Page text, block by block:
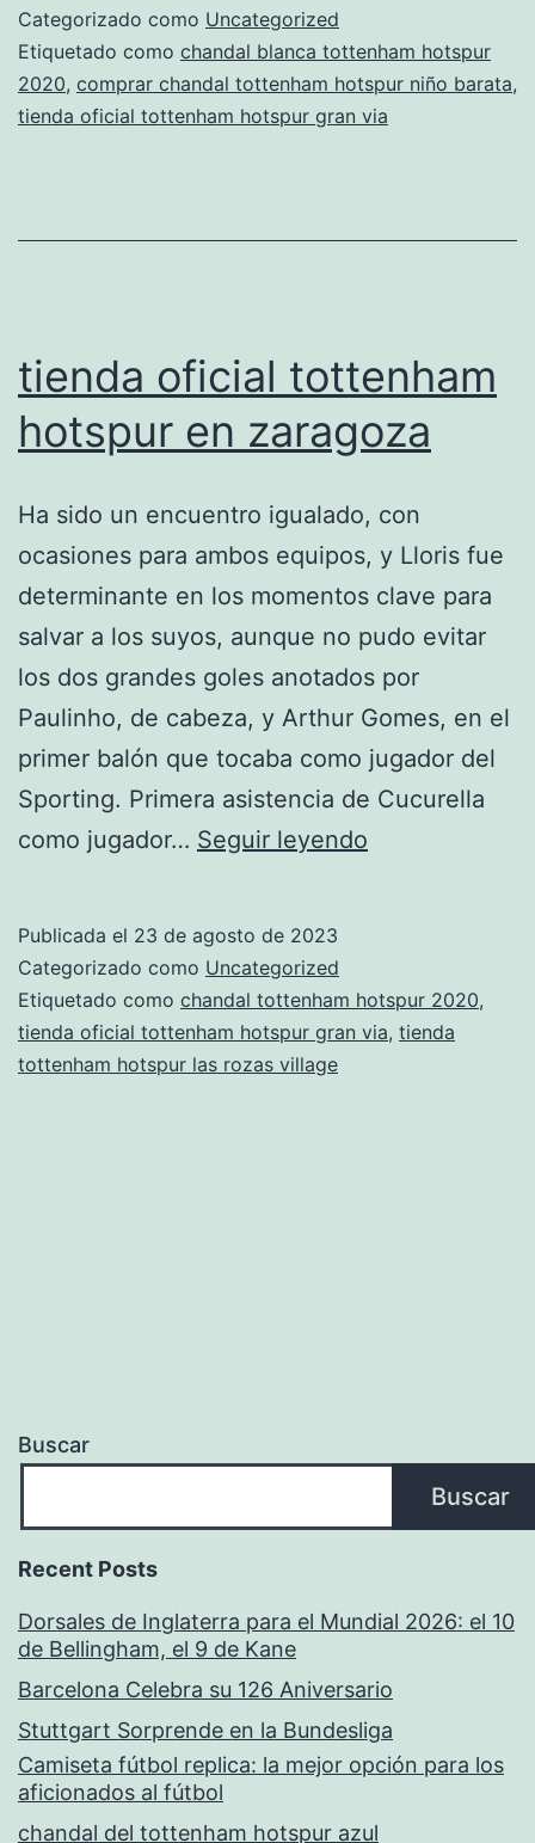
Categorizado como Uncategorized
Etiquetado como chandal blanca tottenham hotspur
2020, comprar chandal tottenham hotspur niño barata,
tienda oficial tottenham hotspur gran via
tienda oficial tottenham
hotspur en zaragoza
Ha sido un encuentro igualado, con
ocasiones para ambos equipos, y Lloris fue
determinante en los momentos clave para
salvar a los suyos, aunque no pudo evitar
los dos grandes goles anotados por
Paulinho, de cabeza, y Arthur Gomes, en el
primer balón que tocaba como jugador del
Sporting. Primera asistencia de Cucurella
como jugador… Seguir leyendo
en
zaragoza
Publicada el 23 de agosto de 2023
Categorizado como Uncategorized
Etiquetado como chandal tottenham hotspur 2020,
tienda oficial tottenham hotspur gran via, tienda
tottenham hotspur las rozas village
Buscar
Buscar
Recent Posts
Dorsales de Inglaterra para el Mundial 2026: el 10
de Bellingham, el 9 de Kane
Barcelona Celebra su 126 Aniversario
Stuttgart Sorprende en la Bundesliga
Camiseta fútbol replica: la mejor opción para los
aficionados al fútbol
chandal del tottenham hotspur azul